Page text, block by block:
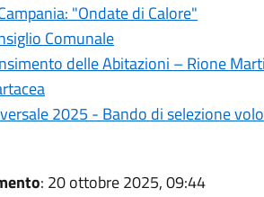
"Ondate di Calore"
Comunale
delle Abitazioni – Rione
2025 - Bando di selezione
: 20 ottobre 2025, 09:44